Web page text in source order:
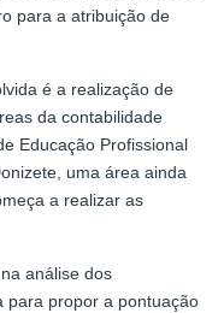
para a atribuição de
é a realização de
da contabilidade
Educação Profissional
uma área ainda
a realizar as
análise dos
para propor a pontuação